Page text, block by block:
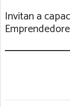
Invitan a